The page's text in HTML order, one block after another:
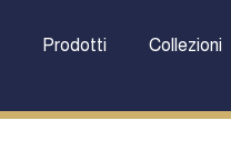
Prodotti Collezioni